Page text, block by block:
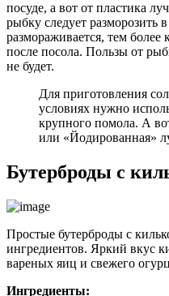
посуде, а вот от пластика
рыбку следует разморозить
размораживается, тем более
после посола. Пользы от
не будет.
Для приготовления
условиях нужно
крупного помола. А
или «Йодированная»
Бутерброды с
Простые бутерброды с
ингредиентов. Яркий вкус
вареных яиц и свежего
Ингредиенты: